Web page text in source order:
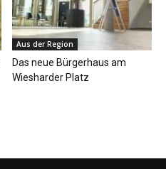
Aus der Region
Das neue Bürgerhaus am
Wiesharder Platz